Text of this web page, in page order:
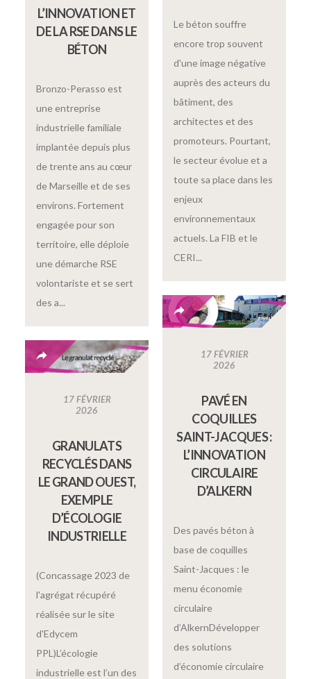
Le béton souffre
encore trop souvent
d'une image négative
auprès des acteurs du
bâtiment, des
architectes et des
promoteurs. Pourtant,
le secteur évolue et a
toute sa place dans les
enjeux
environnementaux
actuels. La FIB et le
CERI...
L’INNOVATION ET
DE LA RSE DANS LE
BÉTON
Bronzo-Perasso est
une entreprise
industrielle familiale
implantée depuis plus
de trente ans au cœur
de Marseille et de ses
environs. Fortement
engagée pour son
territoire, elle déploie
une démarche RSE
volontariste et se sert
des a...
17 FÉVRIER
2026
PAVÉ EN
COQUILLES
SAINT-JACQUES :
L’INNOVATION
CIRCULAIRE
D’ALKERN
Des pavés béton à
base de coquilles
Saint-Jacques : le
menu économie
circulaire
d’AlkernDévelopper
des solutions
d’économie circulaire
17 FÉVRIER
2026
GRANULATS
RECYCLÉS DANS
LE GRAND OUEST,
EXEMPLE
D’ÉCOLOGIE
INDUSTRIELLE
(Concassage 2023 de
l'agrégat récupéré
réalisée sur le site
d'Edycem
PPL)L’écologie
industrielle est l’un des